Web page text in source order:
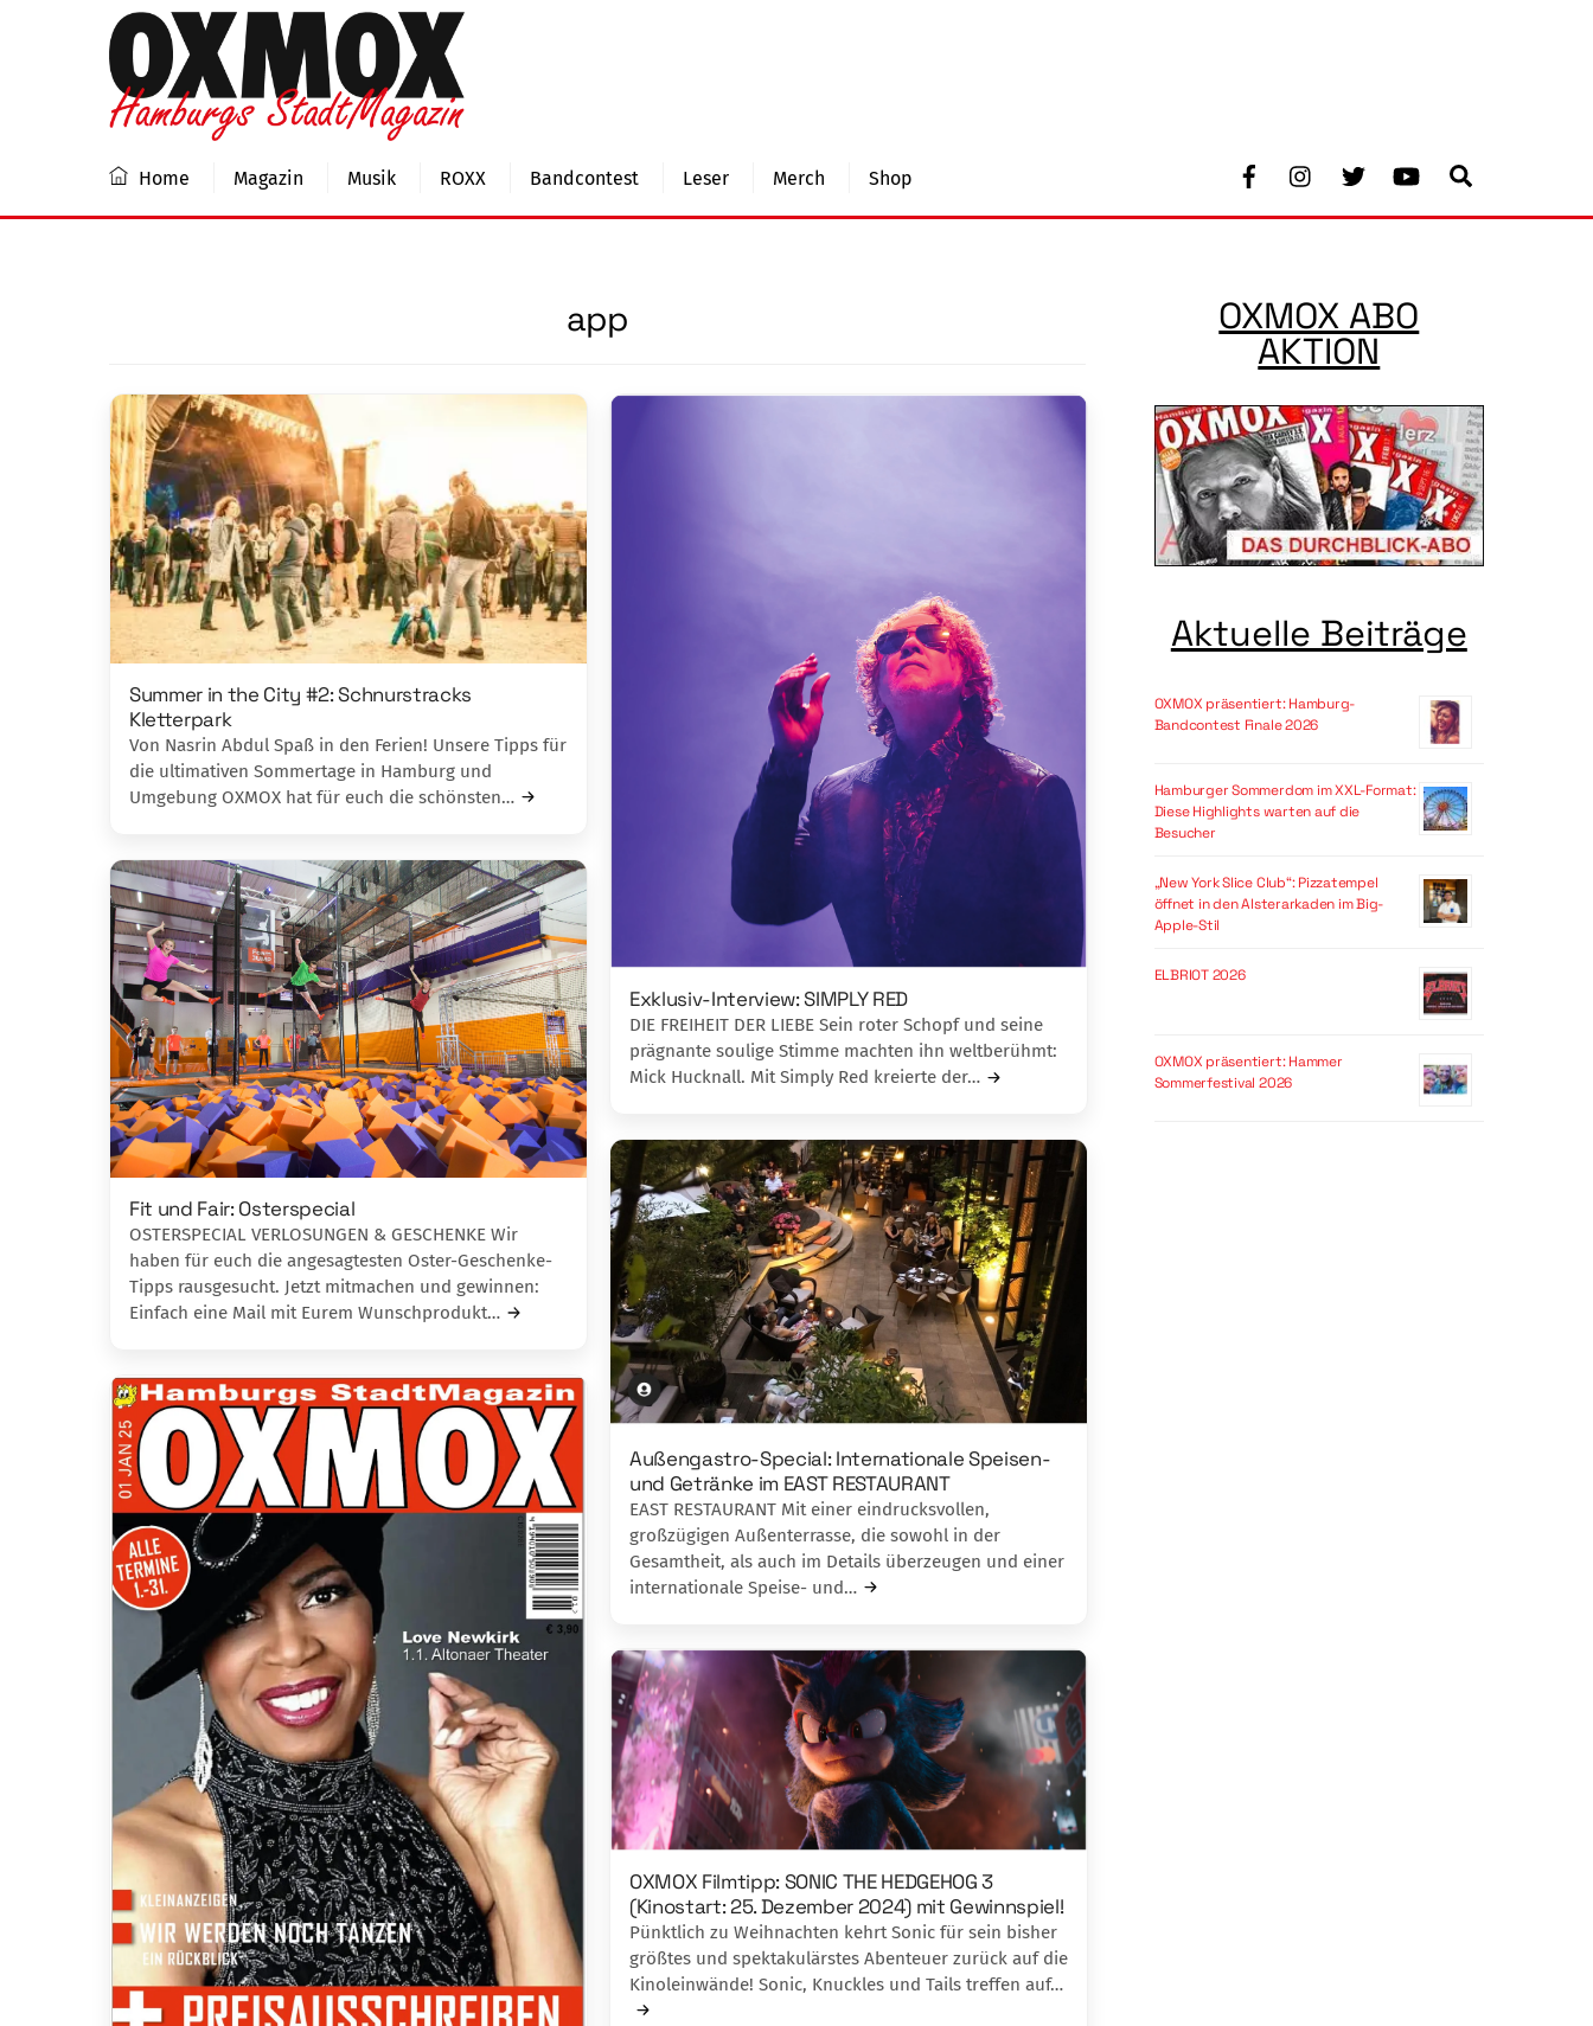
Facebook Youtube
Home Magazin Musik ROXX Bandcontest Leser Merch Shop
app
Summer in the City #2: Schnurstracks
Kletterpark
Von Nasrin Abdul Spaß in den Ferien! Unsere Tipps für
die ultimativen Sommertage in Hamburg und
Umgebung OXMOX hat für euch die schönsten…
Exklusiv-Interview: SIMPLY RED
DIE FREIHEIT DER LIEBE Sein roter Schopf und seine
prägnante soulige Stimme machten ihn weltberühmt:
Mick Hucknall. Mit Simply Red kreierte der…
Fit und Fair: Osterspecial
OSTERSPECIAL VERLOSUNGEN & GESCHENKE Wir
haben für euch die angesagtesten Oster-Geschenke-
Tipps rausgesucht. Jetzt mitmachen und gewinnen:
Einfach eine Mail mit Eurem Wunschprodukt…
Außengastro-Special: Internationale Speisen-
und Getränke im EAST RESTAURANT
EAST RESTAURANT Mit einer eindrucksvollen,
großzügigen Außenterrasse, die sowohl in der
Gesamtheit, als auch im Details überzeugen und einer
internationale Speise- und…
OXMOX Filmtipp: SONIC THE HEDGEHOG 3
(Kinostart: 25. Dezember 2024) mit Gewinnspiel!
Pünktlich zu Weihnachten kehrt Sonic für sein bisher
größtes und spektakulärstes Abenteuer zurück auf die
Kinoleinwände! Sonic, Knuckles und Tails treffen auf…
OXMOX ABO
AKTION
Aktuelle Beiträge
OXMOX präsentiert: Hamburg-
Bandcontest Finale 2026
Hamburger Sommerdom im XXL-Format:
Diese Highlights warten auf die
Besucher
„New York Slice Club“: Pizzatempel
öffnet in den Alsterarkaden im Big-
Apple-Stil
ELBRIOT 2026
OXMOX präsentiert: Hammer
Sommerfestival 2026